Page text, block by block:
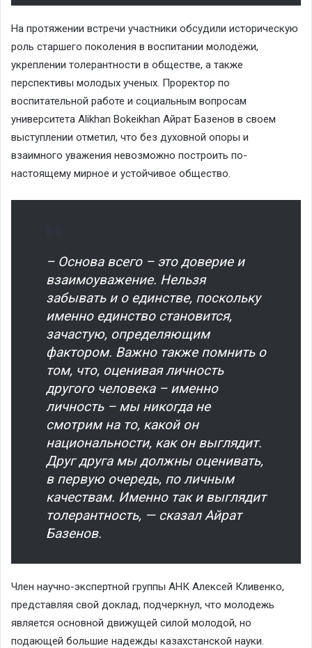
На протяжении встречи участники обсудили историческую
роль старшего поколения в воспитании молодёжи,
укреплении толерантности в обществе, а также
перспективы молодых ученых. Проректор по
воспитательной работе и социальным вопросам
университета Alikhan Bokeikhan Айрат Базенов в своем
выступлении отметил, что без духовной опоры и
взаимного уважения невозможно построить по-
настоящему мирное и устойчивое общество.
– Основа всего – это доверие и
взаимоуважение. Нельзя
забывать и о единстве, поскольку
именно единство становится,
зачастую, определяющим
фактором. Важно также помнить о
том, что, оценивая личность
другого человека – именно
личность – мы никогда не
смотрим на то, какой он
национальности, как он выглядит.
Друг друга мы должны оценивать,
в первую очередь, по личным
качествам. Именно так и выглядит
толерантность, — сказал Айрат
Базенов.
Член научно-экспертной группы АНК Алексей Кливенко,
представляя свой доклад, подчеркнул, что молодежь
является основной движущей силой молодой, но
подающей большие надежды казахстанской науки.